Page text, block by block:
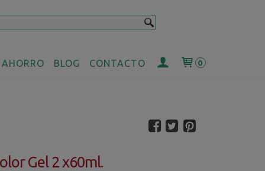
AHORRO BLOG CONTACTO 0
Gel 2 x60ml.